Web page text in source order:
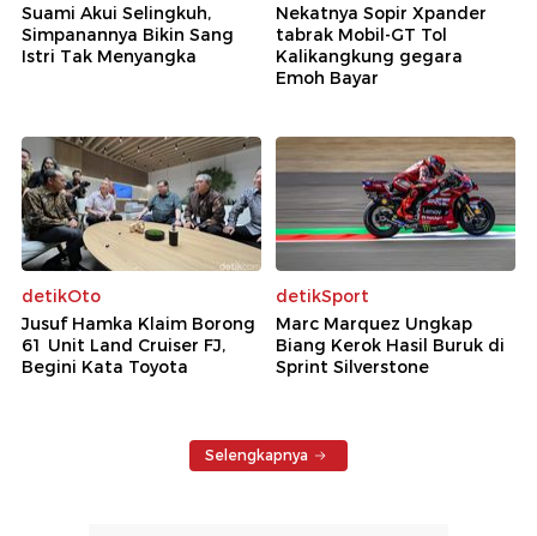
Suami Akui Selingkuh,
Simpanannya Bikin Sang
Istri Tak Menyangka
Nekatnya Sopir Xpander
tabrak Mobil-GT Tol
Kalikangkung gegara
Emoh Bayar
detikOto
Jusuf Hamka Klaim Borong
61 Unit Land Cruiser FJ,
Begini Kata Toyota
detikSport
Marc Marquez Ungkap
Biang Kerok Hasil Buruk di
Sprint Silverstone
Selengkapnya